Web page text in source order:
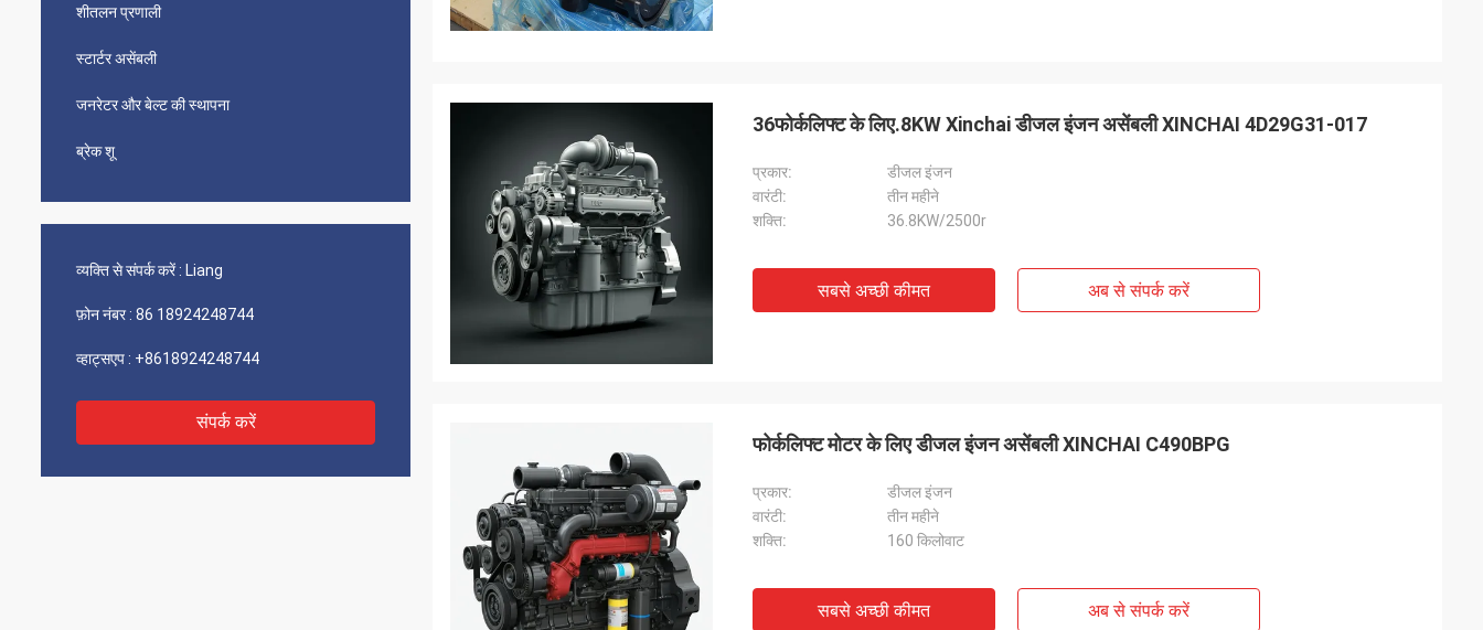
शीतलन प्रणाली
स्टार्टर असेंबली
जनरेटर और बेल्ट की स्थापना
ब्रेक शू
व्यक्ति से संपर्क करें : Liang
फ़ोन नंबर : 86 18924248744
व्हाट्सएप : +8618924248744
संपर्क करें
36फोर्कलिफ्ट के लिए.8KW Xinchai डीजल इंजन असेंबली XINCHAI 4D29G31-017
प्रकार:
डीजल इंजन
वारंटी:
तीन महीने
शक्ति:
36.8KW/2500r
सबसे अच्छी कीमत अब से संपर्क करें
फोर्कलिफ्ट मोटर के लिए डीजल इंजन असेंबली XINCHAI C490BPG
प्रकार:
डीजल इंजन
वारंटी:
तीन महीने
शक्ति:
160 किलोवाट
सबसे अच्छी कीमत अब से संपर्क करें